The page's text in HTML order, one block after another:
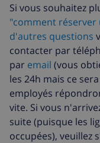
Fonds
d'annulation:
Si vous souhaitez
"comment réserver
d'autres questions
contacter par
par email (vous
les 24h mais ce
employés
vite. Si vous
suite (puisque les
occupées), veuillez